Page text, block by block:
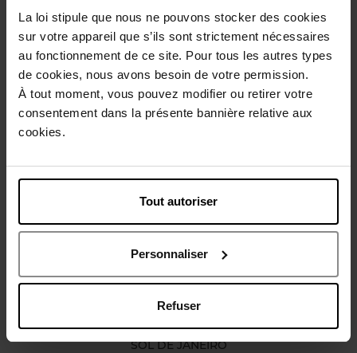
La loi stipule que nous ne pouvons stocker des cookies
sur votre appareil que s’ils sont strictement nécessaires
au fonctionnement de ce site. Pour tous les autres types
de cookies, nous avons besoin de votre permission.
À tout moment, vous pouvez modifier ou retirer votre
consentement dans la présente bannière relative aux
cookies.
Tout autoriser
Personnaliser
Refuser
Gebruiksadvies
Karakteristieken
Review
Nog iets vergeten ?
SOL DE JANEIRO